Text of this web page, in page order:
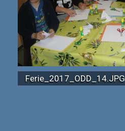
Ferie_2017_ODD_14.JPG